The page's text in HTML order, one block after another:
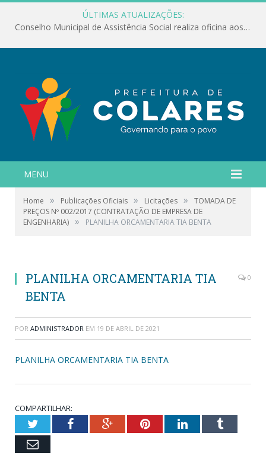
ÚLTIMAS ATUALIZAÇÕES:
Conselho Municipal de Assistência Social realiza oficina aos servidores
MENU
Home » Publicações Oficiais » Licitações »
TOMADA DE
PREÇOS Nº 002/2017 (CONTRATAÇÃO DE EMPRESA DE
ENGENHARIA) » PLANILHA ORCAMENTARIA TIA BENTA
PLANILHA ORCAMENTARIA TIA
BENTA
0
POR ADMINISTRADOR EM 19 DE ABRIL DE 2021
PLANILHA ORCAMENTARIA TIA BENTA
COMPARTILHAR:
TwitterFacebookGoogle+PinterestLinkedInTumblr
Email